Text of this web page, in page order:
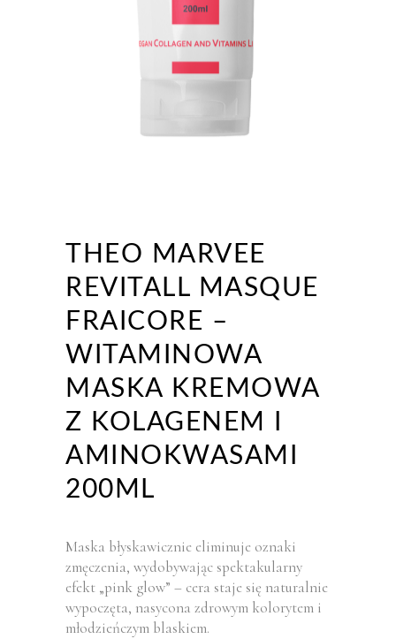
THEO MARVEE
REVITALL MASQUE
FRAICORE –
WITAMINOWA
MASKA KREMOWA
Z KOLAGENEM I
AMINOKWASAMI
200ML
Maska błyskawicznie eliminuje oznaki
zmęczenia, wydobywając spektakularny
efekt „pink glow” – cera staje się naturalnie
wypoczęta, nasycona zdrowym kolorytem i
młodzieńczym blaskiem.